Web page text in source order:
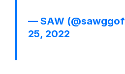
— SAW
25, 2022